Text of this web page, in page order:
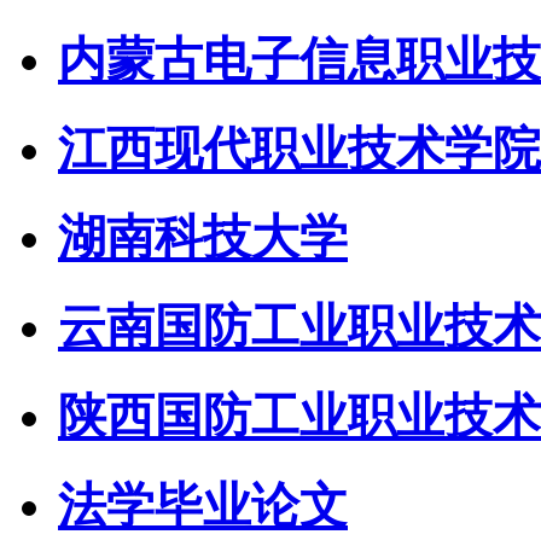
内蒙古电子信息职业
江西现代职业技术学院
湖南科技大学
云南国防工业职业技
陕西国防工业职业技
法学毕业论文